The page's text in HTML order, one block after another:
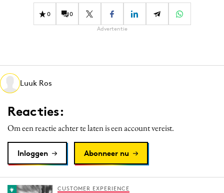
Gedragsverandering
Influencer marketing
Media
Merkstrategie
PR
Programmatic
Purpose Marketing
Reputatie & crisis
0 0
Advertentie
Luuk Ros
Reacties:
Om een reactie achter te laten is een account vereist.
Inloggen Abonneer nu
CUSTOMER EXPERIENCE